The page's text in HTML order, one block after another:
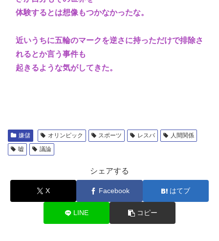
体験するとは想像もつかなかったな。
近いうちに五輪のマークを逆さに持っただけで排除さ
れるとか言う事件も
起きるような気がしてきた。
嫌儲 オリンピック スポーツ レスバ
人間関係
嘘
議論
シェアする
X Facebook はてブ
LINE コピー